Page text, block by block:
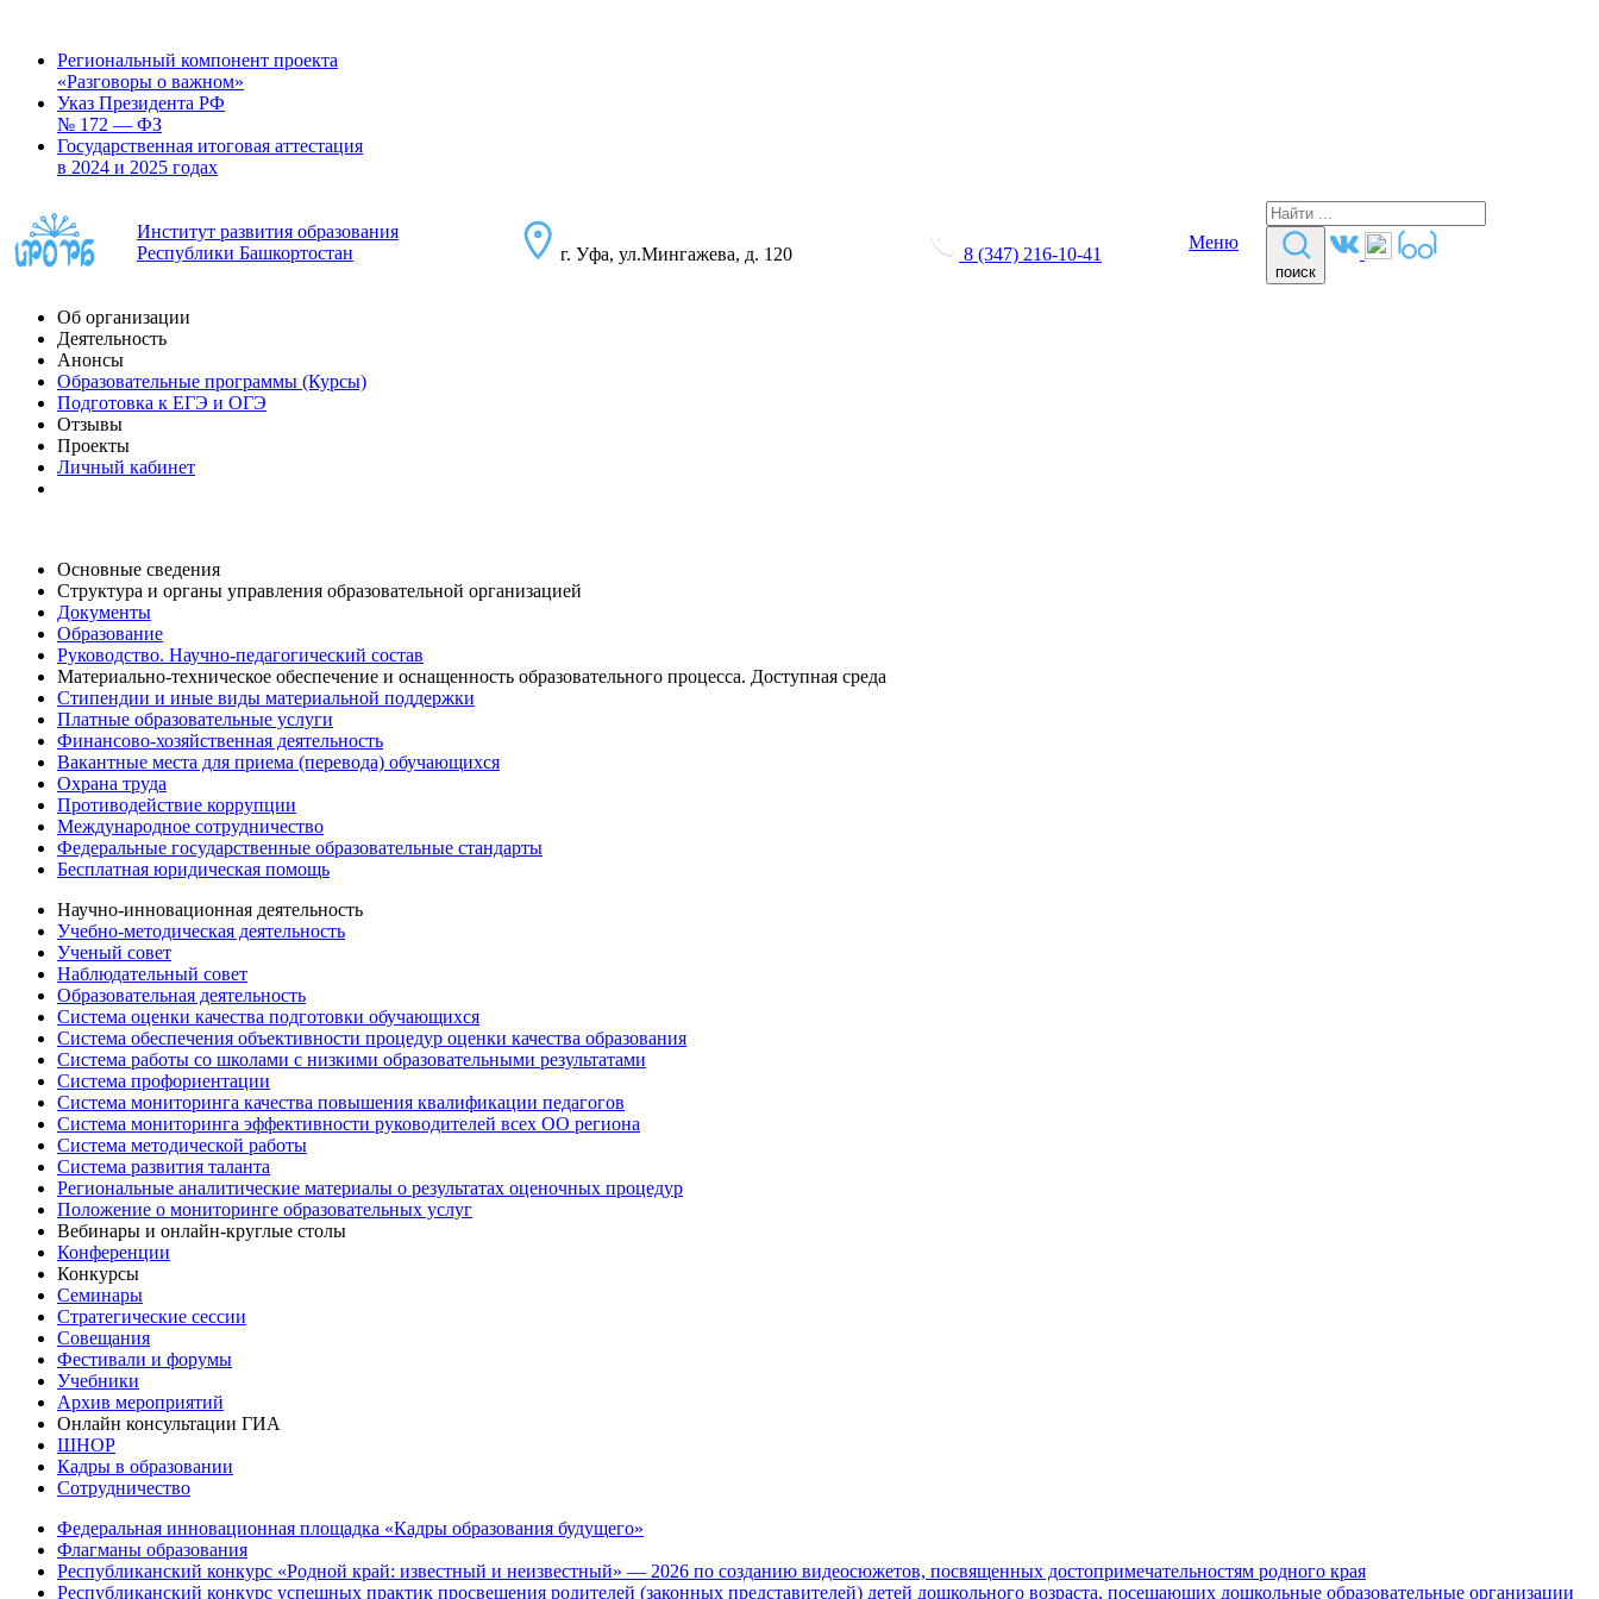
Региональный компонент проекта
«Разговоры о важном»
Указ Президента РФ
№ 172 — ФЗ
Государственная итоговая аттестация
в 2024 и 2025 годах
Институт развития образования
Республики Башкортостан
г. Уфа, ул.Мингажева, д. 120 8 (347) 216-10-41
Меню
поиск
Об организации
Деятельность
Анонсы
Образовательные программы (Курсы)
Подготовка к ЕГЭ и ОГЭ
Отзывы
Проекты
Личный кабинет
Основные сведения
Структура и органы управления образовательной организацией
Документы
Образование
Руководство. Научно-педагогический состав
Материально-техническое обеспечение и оснащенность образовательного процесса. Доступная среда
Стипендии и иные виды материальной поддержки
Платные образовательные услуги
Финансово-хозяйственная деятельность
Вакантные места для приема (перевода) обучающихся
Охрана труда
Противодействие коррупции
Международное сотрудничество
Федеральные государственные образовательные стандарты
Бесплатная юридическая помощь
Научно-инновационная деятельность
Учебно-методическая деятельность
Ученый совет
Наблюдательный совет
Образовательная деятельность
Система оценки качества подготовки обучающихся
Система обеспечения объективности процедур оценки качества образования
Система работы со школами с низкими образовательными результатами
Система профориентации
Система мониторинга качества повышения квалификации педагогов
Система мониторинга эффективности руководителей всех ОО региона
Система методической работы
Система развития таланта
Региональные аналитические материалы о результатах оценочных процедур
Положение о мониторинге образовательных услуг
Вебинары и онлайн-круглые столы
Конференции
Конкурсы
Семинары
Стратегические сессии
Совещания
Фестивали и форумы
Учебники
Архив мероприятий
Онлайн консультации ГИА
ШНОР
Кадры в образовании
Сотрудничество
Федеральная инновационная площадка «Кадры образования будущего»
Флагманы образования
Республиканский конкурс «Родной край: известный и неизвестный» — 2026 по созданию видеосюжетов, посвященных достопримечательностям родного края
Республиканский конкурс успешных практик просвещения родителей (законных представителей) детей дошкольного возраста, посещающих дошкольные образовательные организации